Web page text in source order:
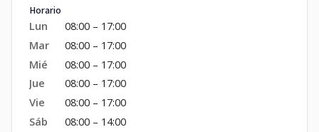
Horario
Lun
08:00 – 17:00
Mar
08:00 – 17:00
Mié
08:00 – 17:00
Jue
08:00 – 17:00
Vie
08:00 – 17:00
Sáb
08:00 – 14:00